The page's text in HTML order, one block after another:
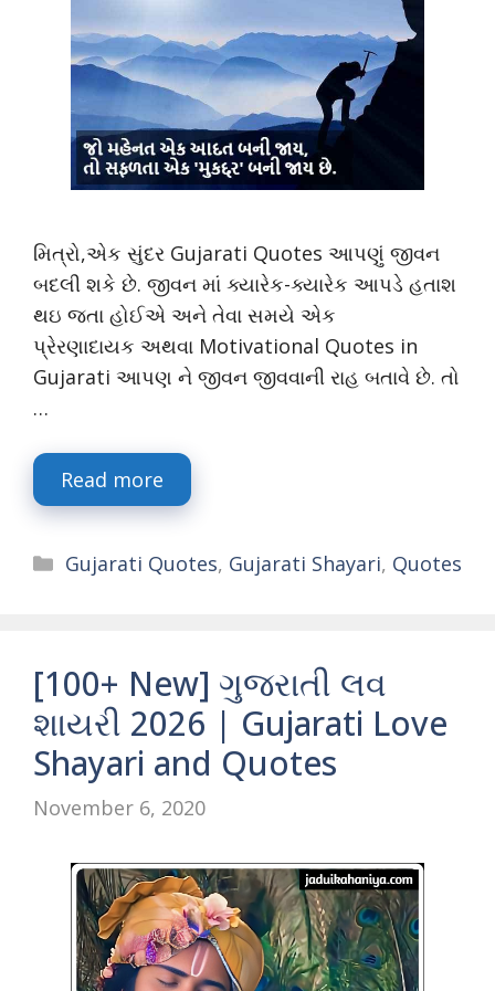
મિત્રો,એક સુંદર Gujarati Quotes આપણું જીવન
બદલી શકે છે. જીવન માં ક્યારેક-ક્યારેક આપડે હતાશ
થઇ જતા હોઈએ અને તેવા સમયે એક
પ્રેરણાદાયક અથવા Motivational Quotes in
Gujarati આપણ ને જીવન જીવવાની રાહ બતાવે છે. તો
…
Read more
Categories
Gujarati Quotes, Gujarati Shayari, Quotes
[100+ New] ગુજરાતી લવ
શાયરી 2026 | Gujarati Love
Shayari and Quotes
November 6, 2020